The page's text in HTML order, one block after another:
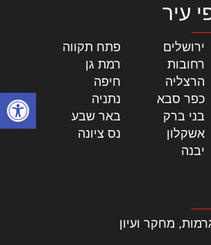
פתח
עיר
ירושלים פתח תקווה
רחובות רמת גן
הרצליה חיפה
כפר סבא נתניה
בני ברק באר שבע
אשקלון נס ציונה
יבנה
מחקר ועיון